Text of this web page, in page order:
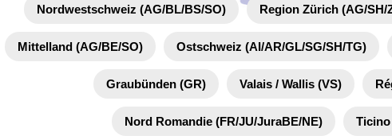
Nordwestschweiz (AG/BL/BS/SO) Region Zürich (AG/SH/
Mittelland (AG/BE/SO) Ostschweiz (AI/AR/GL/SG/SH/TG)
Graubünden (GR) Valais / Wallis (VS)
Nord Romandie (FR/JU/JuraBE/NE) Ticino